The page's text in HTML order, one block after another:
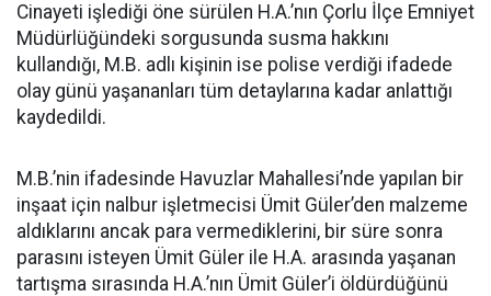
Cinayeti işlediği öne sürülen H.A.’nın Çorlu İlçe Emniyet
Müdürlüğündeki sorgusunda susma hakkını
kullandığı, M.B. adlı kişinin ise polise verdiği ifadede
olay günü yaşananları tüm detaylarına kadar anlattığı
kaydedildi.
M.B.’nin ifadesinde Havuzlar Mahallesi’nde yapılan bir
inşaat için nalbur işletmecisi Ümit Güler’den malzeme
aldıklarını ancak para vermediklerini, bir süre sonra
parasını isteyen Ümit Güler ile H.A. arasında yaşanan
tartışma sırasında H.A.’nın Ümit Güler’i öldürdüğünü